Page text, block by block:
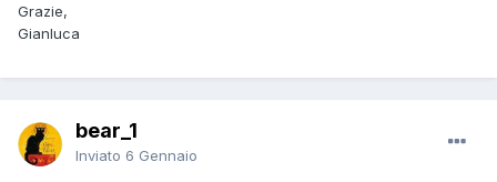
Grazie,
Gianluca
bear_1
Inviato 6 Gennaio